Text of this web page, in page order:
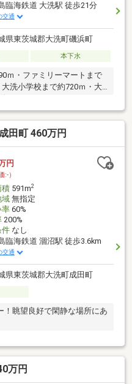
臨海鉄道 大洗駅 徒歩21分
交通
県東茨城郡大洗町磯浜町
本下水
ｍ・ファミリーマートまで
洗小学校まで約720ｍ・大
るハウスメーカーや建築業
た当社にて建築担当営業様
ください♪
田町 460万円
円
:-）
積591m2
域無指定
率60%
200%
件なし
臨海鉄道 涸沼駅 徒歩3.6km
交通
県東茨城郡大洗町成田町
！眺望良好で閑静な場所にあ
万円